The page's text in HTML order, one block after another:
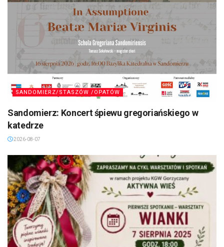
SANDOMIERZ/STASZÓW /OPATÓW
Sandomierz: Koncert śpiewu gregoriańskiego w
katedrze
2026-08-07